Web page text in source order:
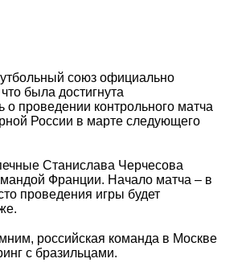
союз официально
была достигнута
о проведении контрольного матча
России в марте следующего
Станислава Черчесова
Франции. Начало матча – в
проведения игры будет
российская команда в Москве
с бразильцами.